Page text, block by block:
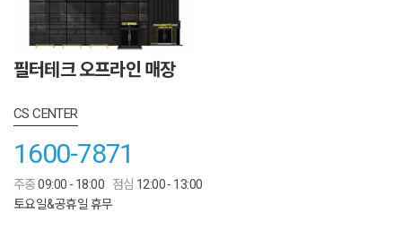
필터테크 오프라인 매장
CS CENTER
1600-7871
주중09:00 - 18:00 점심 12:00 - 13:00
토요일&공휴일 휴무